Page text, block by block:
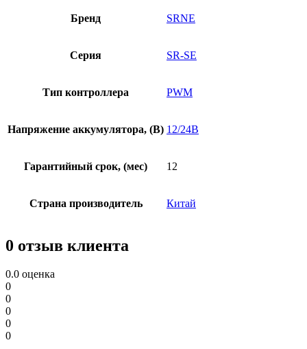
Бренд SRNE
Серия SR-SE
Тип контроллера PWM
Напряжение аккумулятора, (В) 12/24В
Гарантийный срок, (мес) 12
Страна производитель Китай
0 отзыв клиента
0.0 оценка
0
0
0
0
0